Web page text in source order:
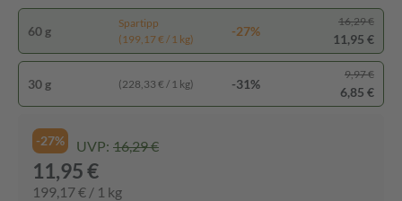
60 g
Spartipp
(199,17 € / 1 kg)
-27%
16,29 €
11,95 €
30 g (228,33 € / 1 kg) -31%
9,97 €
6,85 €
-27% UVP: 16,29 €
11,95 €
199,17 € / 1 kg